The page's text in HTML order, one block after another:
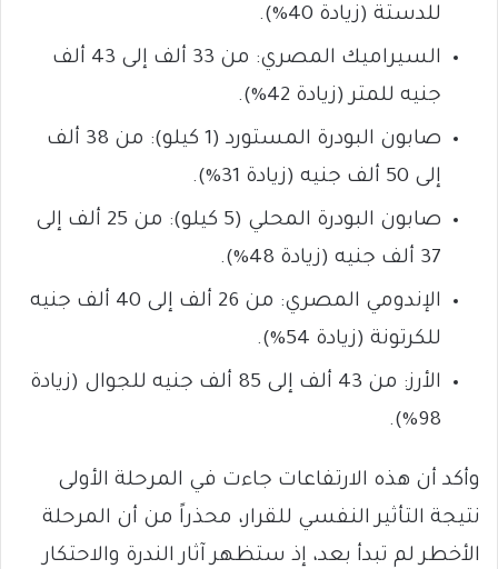
للدستة (زيادة 40%).
السيراميك المصري: من 33 ألف إلى 43 ألف
جنيه للمتر (زيادة 42%).
صابون البودرة المستورد (1 كيلو): من 38 ألف
إلى 50 ألف جنيه (زيادة 31%).
صابون البودرة المحلي (5 كيلو): من 25 ألف إلى
37 ألف جنيه (زيادة 48%).
الإندومي المصري: من 26 ألف إلى 40 ألف جنيه
للكرتونة (زيادة 54%).
الأرز: من 43 ألف إلى 85 ألف جنيه للجوال (زيادة
98%).
وأكد أن هذه الارتفاعات جاءت في المرحلة الأولى
نتيجة التأثير النفسي للقرار، محذراً من أن المرحلة
الأخطر لم تبدأ بعد، إذ ستظهر آثار الندرة والاحتكار